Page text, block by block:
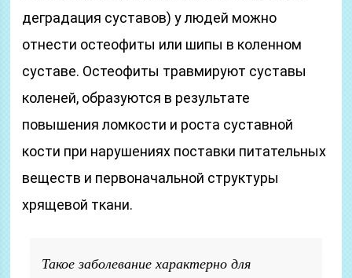
деградация суставов) у людей можно
отнести остеофиты или шипы в коленном
суставе. Остеофиты травмируют суставы
коленей, образуются в результате
повышения ломкости и роста суставной
кости при нарушениях поставки питательных
веществ и первоначальной структуры
хрящевой ткани.
Такое заболевание характерно для